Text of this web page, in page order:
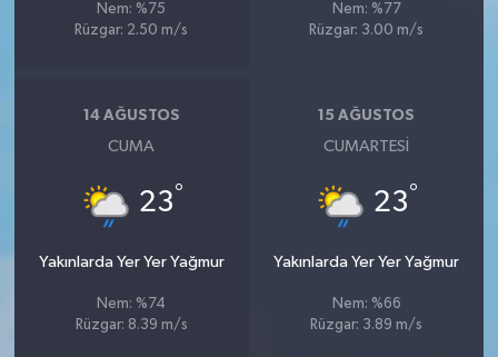
Nem: %75
Rüzgar: 2.50 m/s
Nem: %77
Rüzgar: 3.00 m/s
14 AĞUSTOS
CUMA
23°
Yakınlarda Yer Yer Yağmur
Nem: %74
Rüzgar: 8.39 m/s
15 AĞUSTOS
CUMARTESI
23°
Yakınlarda Yer Yer Yağmur
Nem: %66
Rüzgar: 3.89 m/s